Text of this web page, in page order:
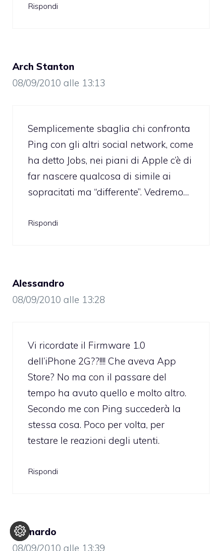
Rispondi
Arch Stanton
08/09/2010 alle 13:13
Semplicemente sbaglia chi confronta
Ping con gli altri social network, come
ha detto Jobs, nei piani di Apple c’è di
far nascere qualcosa di simile ai
sopracitati ma “differente”. Vedremo…
Rispondi
Alessandro
08/09/2010 alle 13:28
Vi ricordate il Firmware 1.0
dell’iPhone 2G??!!!! Che aveva App
Store? No ma con il passare del
tempo ha avuto quello e molto altro.
Secondo me con Ping succederà la
stessa cosa. Poco per volta, per
testare le reazioni degli utenti.
Rispondi
Leonardo
08/09/2010 alle 13:39